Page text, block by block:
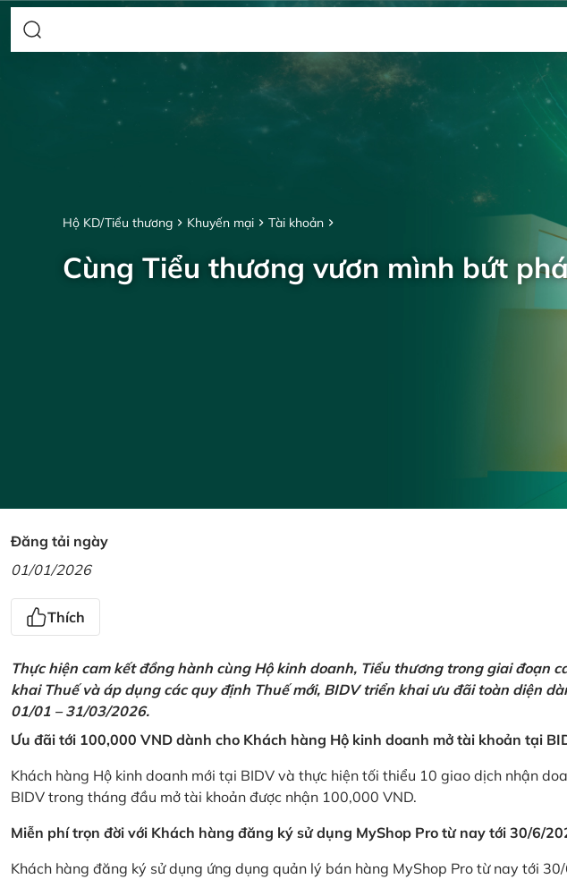
Hộ KD/Tiểu thương Khuyến mại Tài khoản
Cùng Tiểu thương vươn mình bứt
Đăng tải ngày
01/01/2026
Thích
Thực hiện cam kết đồng hành cùng Hộ kinh doanh, Tiểu thương trong giai đoạn
khai Thuế và áp dụng các quy định Thuế mới, BIDV triển khai ưu đãi toàn diện
01/01 – 31/03/2026.
Ưu đãi tới 100,000 VND dành cho Khách hàng Hộ kinh doanh mở tài khoản tại
Khách hàng Hộ kinh doanh mới tại BIDV và thực hiện tối thiểu 10 giao dịch nhận
BIDV trong tháng đầu mở tài khoản được nhận 100,000 VND.
Miễn phí trọn đời với Khách hàng đăng ký sử dụng MyShop Pro từ nay tới 30/6/
Khách hàng đăng ký sử dụng ứng dụng quản lý bán hàng MyShop Pro từ nay tới